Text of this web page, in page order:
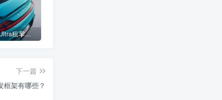
小米SU7 Ultra租车单日价格高达万元：一月内已约满 预计一年回本
下一篇
框架有哪些？